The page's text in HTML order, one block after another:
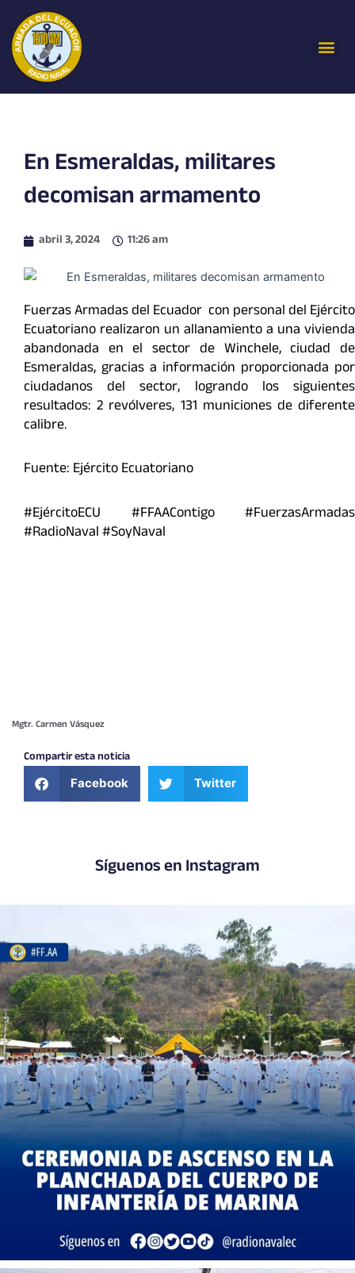
contenido
En Esmeraldas, militares
decomisan armamento
abril 3, 2024 11:26 am
Fuerzas Armadas del Ecuador con personal del Ejército
Ecuatoriano realizaron un allanamiento a una vivienda
abandonada en el sector de Winchele, ciudad de
Esmeraldas, gracias a información proporcionada por
ciudadanos del sector, logrando los siguientes
resultados: 2 revólveres, 131 municiones de diferente
calibre.
Fuente: Ejército Ecuatoriano
#EjércitoECU #FFAAContigo #FuerzasArmadas
#RadioNaval #SoyNaval
Mgtr. Carmen Vásquez
Compartir esta noticia
Facebook Twitter
Síguenos en Instagram